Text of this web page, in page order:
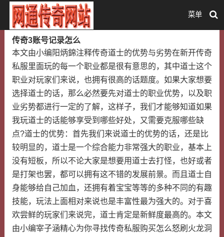
菜单
传奇3账号记录怎么
本文由小编阳炳錦注释传奇道士的优势与劣势在新开传奇
私服里面玩的每一个职业都是很有意思的，其中道士这个
职业对玩家们来说，也拥有很高的话题度。如果大家想要
选择道士的话，那么必然要先对道士的职业优势，以及职
业劣势都进行一定的了解，这样子，我们才能够知道如果
我玩道士的话能够享受到哪些好处，又需要克服哪些缺
点?道士的优势：首先我们来说道士的优势的话，还是比
较明显的，道士是一个综合能力非常强大的职业，基本上
没有短板，所以不论大家是想要用道士去打怪，也好或者
是打架也罢，都可以拥有这不错的发展前景。而且道士自
身能够给自己加血，还拥有着宝宝等等的多种不同的有趣
技能，玩法上面相对来说也是丰富性最为强大的。对于喜
欢尝鲜的玩家们来说完，道士肯定是新鲜度最高的。本文
由小编宰子涵精心为你寻找传奇私服购买怎么怒刷火龙洞